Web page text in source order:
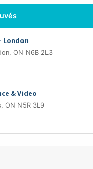
London
ON N6B 2L3
& Video
ON N5R 3L9